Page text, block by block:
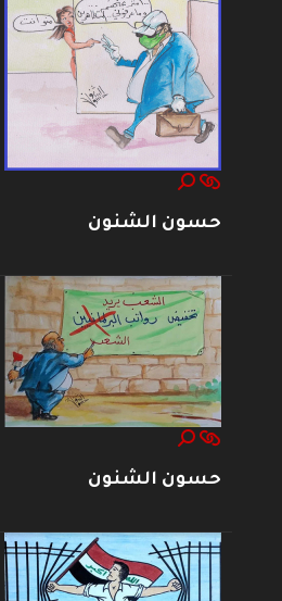
حسون الشنون
حسون الشنون